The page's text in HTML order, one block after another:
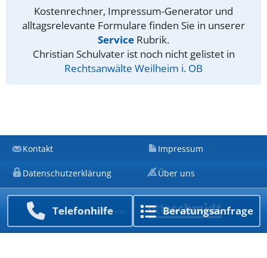
Kostenrechner, Impressum-Generator und
alltagsrelevante Formulare finden Sie in unserer
Service Rubrik.
Christian Schulvater ist noch nicht gelistet in
Rechtsanwälte Weilheim i. OB
Telefon­hilfe Beratungs­anfrage
Kontakt Impressum
Datenschutzerklärung Über uns
Ein Unternehmen von